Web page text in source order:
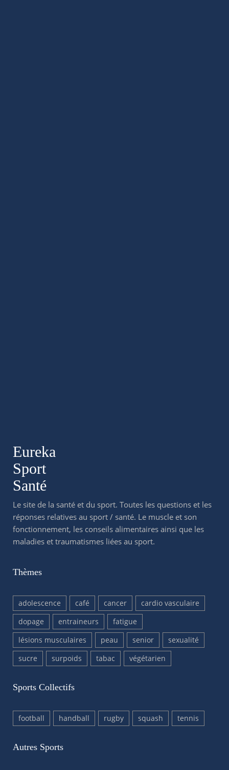
Eureka
Sport
Santé
Le site de la santé et du sport. Toutes les questions et les
réponses relatives au sport / santé. Le muscle et son
fonctionnement, les conseils alimentaires ainsi que les
maladies et traumatismes liées au sport.
Thèmes
adolescence café cancer
cardio vasculaire
dopage
entraineurs
fatigue
lésions musculaires
peau senior
sexualité
sucre
surpoids tabac végétarien
Sports Collectifs
football handball rugby squash tennis
Autres Sports